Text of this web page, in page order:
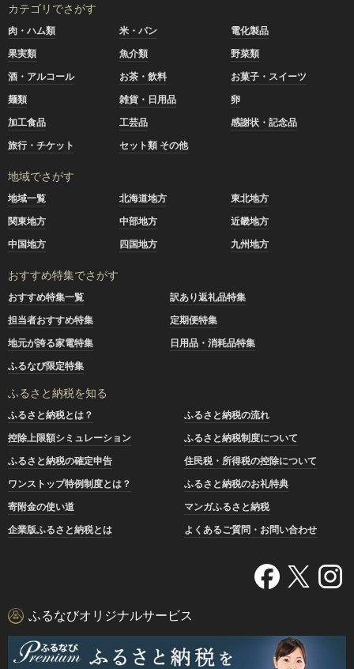
カテゴリでさがす
肉・ハム類 米・パン
電化製品
果実類
魚介類
野菜類
酒・アルコール
お茶・飲料
お菓子・スイーツ
麺類
雑貨・日用品
卵
加工食品
工芸品
感謝状・記念品
旅行・チケット
セット類 その他
地域でさがす
地域一覧 北海道地方
東北地方
関東地方
中部地方
近畿地方
中国地方
四国地方 九州地方
おすすめ特集でさがす
おすすめ特集一覧
訳あり返礼品特集
担当者おすすめ特集
定期便特集
地元が誇る家電特集
日用品・消耗品特集
ふるなび限定特集
ふるさと納税を知る
ふるさと納税とは？
ふるさと納税の流れ
控除上限額シミュレーション
ふるさと納税制度について
ふるさと納税の確定申告
住民税・所得税の控除について
ワンストップ特例制度とは？
ふるさと納税のお礼特典
寄附金の使い道
マンガふるさと納税
企業版ふるさと納税とは
よくあるご質問・お問い合わせ
ふるなびオリジナルサービス